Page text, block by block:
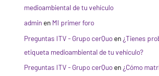
medioambiental de tu vehículo
adminen MI primer foro
Preguntas ITV - Grupo cerQuoen ¿Tienes
etiqueta medioambiental de tu vehículo?
Preguntas ITV - Grupo cerQuoen ¿Cómo